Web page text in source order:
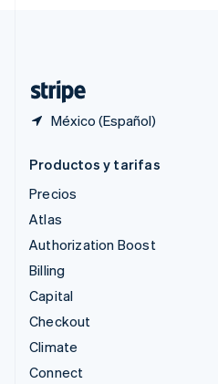
México (Español)
Productos y tarifas
Precios
Atlas
Authorization Boost
Billing
Capital
Checkout
Climate
Connect